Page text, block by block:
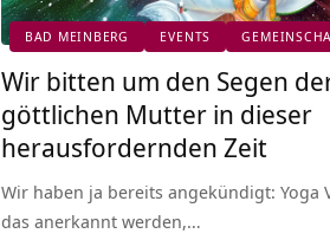
BAD MEINBERG EVENTS
Wir bitten um den Segen
göttlichen Mutter in dieser
herausfordernden Zeit
Wir haben ja bereits angekündigt: Yoga
das anerkannt werden,…